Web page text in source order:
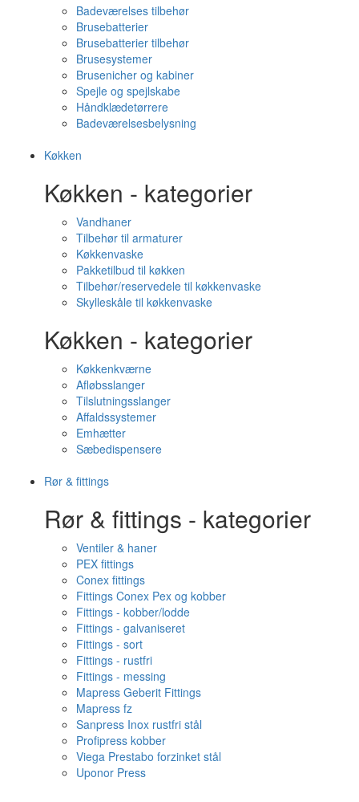
Badeværelses tilbehør
Brusebatterier
Brusebatterier tilbehør
Brusesystemer
Brusenicher og kabiner
Spejle og spejlskabe
Håndklædetørrere
Badeværelsesbelysning
Køkken
Køkken - kategorier
Vandhaner
Tilbehør til armaturer
Køkkenvaske
Pakketilbud til køkken
Tilbehør/reservedele til køkkenvaske
Skylleskåle til køkkenvaske
Køkken - kategorier
Køkkenkværne
Afløbsslanger
Tilslutningsslanger
Affaldssystemer
Emhætter
Sæbedispensere
Rør & fittings
Rør & fittings - kategorier
Ventiler & haner
PEX fittings
Conex fittings
Fittings Conex Pex og kobber
Fittings - kobber/lodde
Fittings - galvaniseret
Fittings - sort
Fittings - rustfri
Fittings - messing
Mapress Geberit Fittings
Mapress fz
Sanpress Inox rustfri stål
Profipress kobber
Viega Prestabo forzinket stål
Uponor Press